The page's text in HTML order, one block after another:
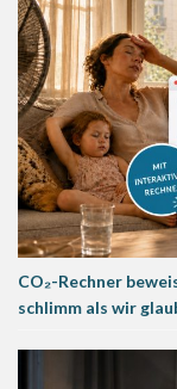
CO₂-Rechner
schlimm als wir